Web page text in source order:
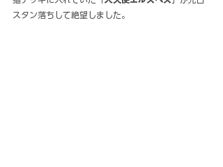
スタン落ちして絶望しました。